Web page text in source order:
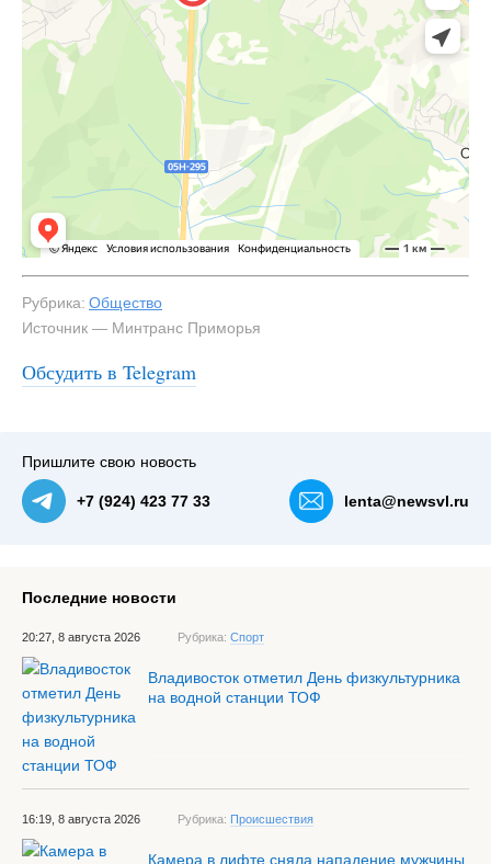
Рубрика: Общество
Источник — Минтранс Приморья
Обсудить в Telegram
Пришлите свою новость
+7 (924) 423 77 33 lenta@newsvl.ru
Последние новости
20:27, 8 августа 2026 Рубрика: Спорт
Владивосток отметил День физкультурника
на водной станции ТОФ
16:19, 8 августа 2026 Рубрика: Происшествия
Камера в лифте сняла нападение мужчины